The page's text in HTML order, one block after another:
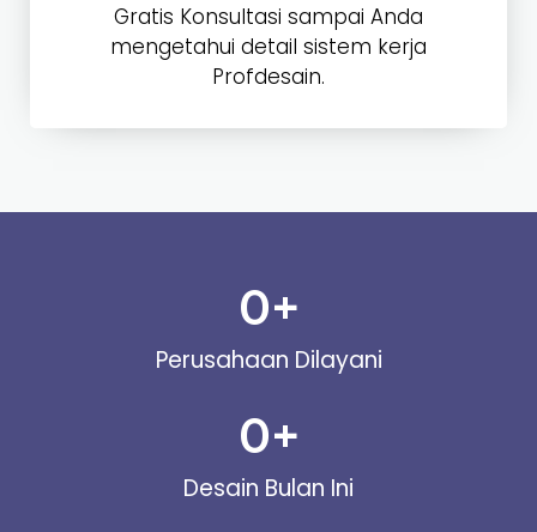
Gratis Konsultasi sampai Anda
mengetahui detail sistem kerja
Profdesain.
0+
Perusahaan Dilayani
0+
Desain Bulan Ini